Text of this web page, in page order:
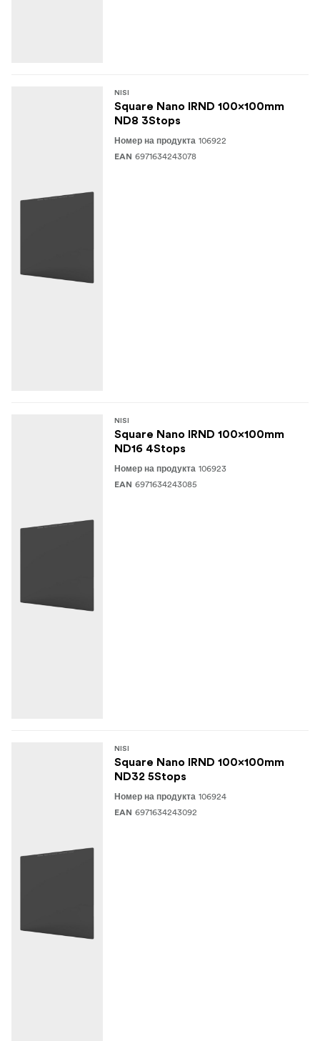
NISI
Square Nano IRND 100x100mm
ND8 3Stops
Номер на продукта 106922
EAN 6971634243078
NISI
Square Nano IRND 100x100mm
ND16 4Stops
Номер на продукта 106923
EAN 6971634243085
NISI
Square Nano IRND 100x100mm
ND32 5Stops
Номер на продукта 106924
EAN 6971634243092